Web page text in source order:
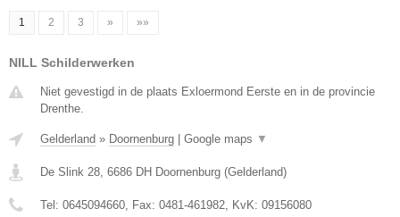
1 2 3 » »»
NILL Schilderwerken
Niet gevestigd in de plaats Exloermond Eerste en in de provincie
Drenthe.
Gelderland » Doornenburg Google maps ▼
De Slink 28, 6686 DH Doornenburg (Gelderland)
Tel: 0645094660, Fax: 0481-461982, KvK: 09156080